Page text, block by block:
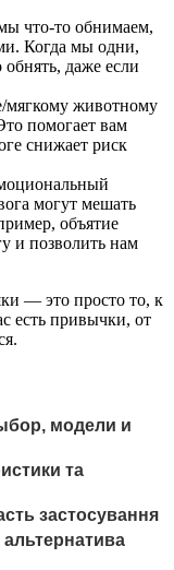
что-то обнимаем,
Когда мы одни,
даже если
животному
помогает вам
снижает риск
могут мешать
объятие
и позволить нам
— это просто то, к
есть привычки, от
модели и
та
застосування